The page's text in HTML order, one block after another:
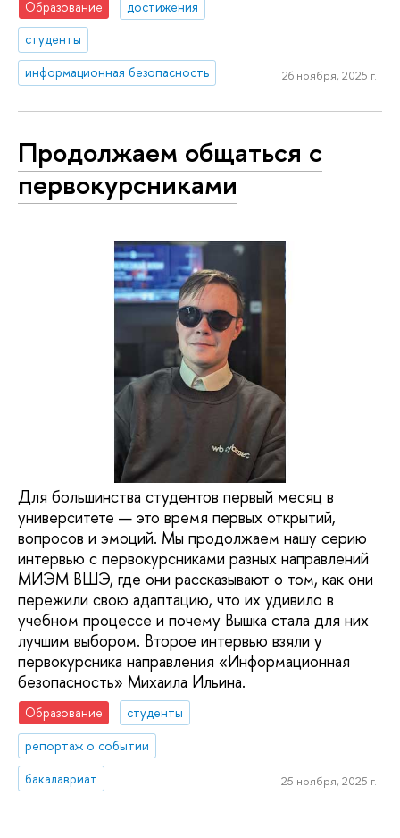
Образование
достижения
студенты
информационная безопасность
26 ноября, 2025 г.
Продолжаем общаться с
первокурсниками
Для большинства студентов первый месяц в
университете — это время первых открытий,
вопросов и эмоций. Мы продолжаем нашу серию
интервью с первокурсниками разных направлений
МИЭМ ВШЭ, где они рассказывают о том, как они
пережили свою адаптацию, что их удивило в
учебном процессе и почему Вышка стала для них
лучшим выбором. Второе интервью взяли у
первокурсника направления «Информационная
безопасность» Михаила Ильина.
Образование
студенты
репортаж о событии
бакалавриат
25 ноября, 2025 г.